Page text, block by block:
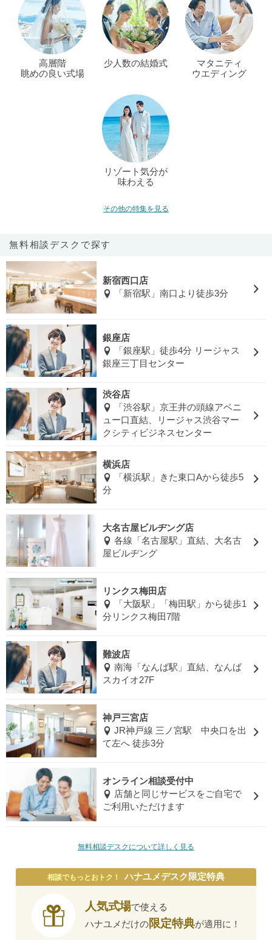
高層階
眺めの良い式場
少人数の結婚式
マタニティ
ウエディング
リゾート気分が
味わえる
その他の特集を見る
無料相談デスクで探す
新宿西口店
「新宿駅」南口より徒歩3分
銀座店
「銀座駅」徒歩4分 リージャス
銀座三丁目センター
渋谷店
「渋谷駅」京王井の頭線アベニ
ュー口直結、リージャス渋谷マー
クシティビジネスセンター
横浜店
「横浜駅」きた東口Aから徒歩5
分
大名古屋ビルヂング店
各線「名古屋駅」直結、大名古
屋ビルヂング
リンクス梅田店
「大阪駅」「梅田駅」から徒歩1
分リンクス梅田7階
難波店
南海「なんば駅」直結、なんば
スカイオ27F
神戸三宮店
JR神戸線 三ノ宮駅 中央口を出
て左へ 徒歩3分
オンライン相談受付中
店舗と同じサービスをご自宅で
ご利用いただけます
無料相談デスクについて詳しく見る
相談でもっとおトク！ ハナユメデスク限定特典
人気式場で使える
ハナユメだけの限定特典が適用に！